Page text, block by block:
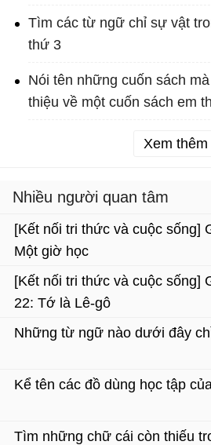
Tìm các từ ngữ chỉ sự vật
thứ 3
Nói tên những cuốn sách
thiệu về một cuốn sách em
Xem thêm
Nhiều người quan tâm
[Kết nối tri thức và cuộc sống]
Một giờ học
[Kết nối tri thức và cuộc sống]
22: Tớ là Lê-gô
Những từ ngữ nào dưới đây
Kể tên các đồ dùng học tập
Tìm những chữ cái còn thiếu